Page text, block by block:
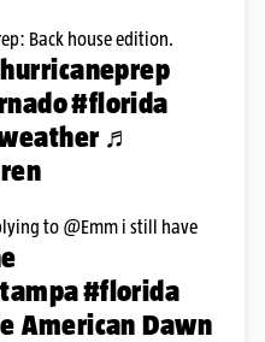
Back house edition.
#florida
♬
to @Emm i still have
#florida
American Dawn